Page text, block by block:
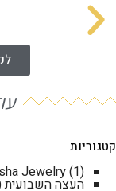
קטגוריות
Jewelry(1)
העצה השבועית